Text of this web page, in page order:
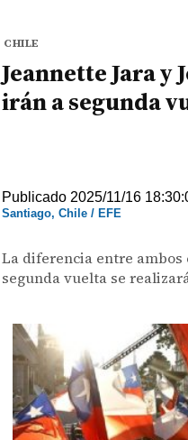
CHILE
Jeannette Jara y
irán a segunda
Publicado 2025/11/16
Santiago, Chile / EFE
La diferencia entre ambos
segunda vuelta se